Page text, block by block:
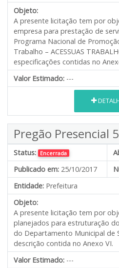
Objeto:
A presente licitação tem por
empresa para prestação de
Programa Nacional de
Trabalho – ACESSUAS
especificações contidas no
Valor Estimado: ---
Pregão Presencial
Status: Encerrada
Publicado em: 25/10/2017
Entidade: Prefeitura
Objeto:
A presente licitação tem por
planejados para estruturação
do Departamento Municipal de
descrição contida no Anexo VI.
Valor Estimado: ---